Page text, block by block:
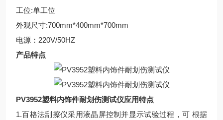
工位:单工位
外观尺寸:700mm*400mm*700mm
电源：220V/50HZ
产品特点
PV3952塑料内饰件耐划伤测试仪应用特点
1.百格法刮擦仪采用液晶屏控制并显示试验过程，可 根据